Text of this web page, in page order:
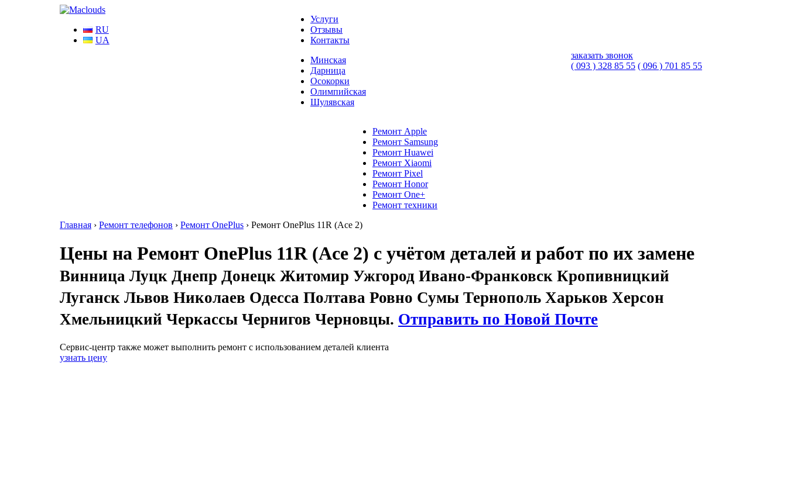
RU
UA
Услуги
Отзывы
Контакты
Минская
Дарница
Осокорки
Олимпийская
Шулявская
заказать звонок
( 093 ) 328 85 55 ( 096 ) 701 85 55
Ремонт Apple
Ремонт Samsung
Ремонт Huawei
Ремонт Xiaomi
Ремонт Pixel
Ремонт Honor
Ремонт One+
Ремонт техники
Главная › Ремонт телефонов › Ремонт OnePlus › Ремонт OnePlus 11R (Ace 2)
Цены на Ремонт OnePlus 11R (Ace 2) с учётом деталей и работ по их замене
Винница Луцк Днепр Донецк Житомир Ужгород Ивано-Франковск Кропивницкий
Луганск Львов Николаев Одесса Полтава Ровно Сумы Тернополь Харьков Херсон
Хмельницкий Черкассы Чернигов Черновцы. Отправить по Новой Почте
Сервис-центр также может выполнить ремонт с использованием деталей клиента
узнать цену